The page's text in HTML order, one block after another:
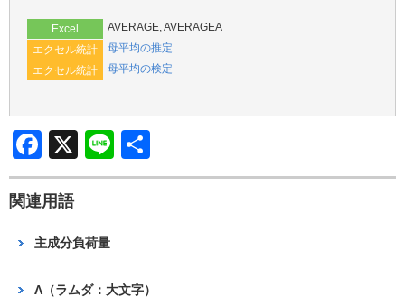
Excel
AVERAGE, AVERAGEA
エクセル統計
母平均の推定
エクセル統計
母平均の検定
F
a
c
e
b
o
X
Li
n
有
関連用語
主成分負荷量
Λ（ラムダ：大文字）